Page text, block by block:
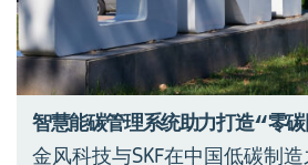
智慧能碳管理系统助力打造“零
金风科技与SKF在中国低碳制